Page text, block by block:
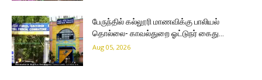
பேருந்தில் கல்லூரி மாணவிக்கு பாலியல்
தொல்லை- காவல்துறை ஓட்டுநர் கைது…
Aug 05, 2026